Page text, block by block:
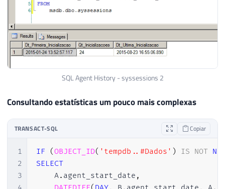
SQL Agent History - syssessions 2
Consultando estatísticas um pouco mais complexas
TRANSACT-SQL Copiar
1
2
3
IF (OBJECT_ID( 'tempdb..#Dados' ) IS NOT
SELECT
    A
. agent_start_date ,